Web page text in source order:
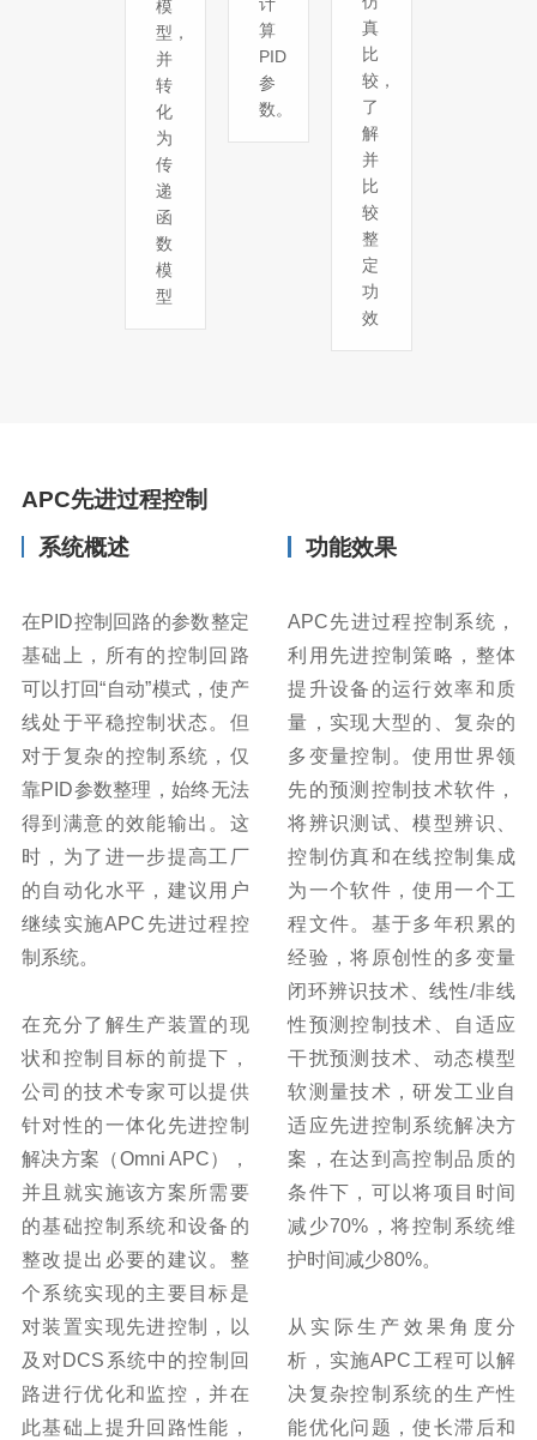
模
型，
并
转
化
为
传
递
函
数
模
型
计
算
PID
参
数。
真
比
较，
了
解
并
比
较
整
定
功
效
APC先进过程控制
系统概述
在PID控制回路的参数整定
基础上，所有的控制回路
可以打回“自动”模式，使产
线处于平稳控制状态。但
对于复杂的控制系统，仅
靠PID参数整理，始终无法
得到满意的效能输出。这
时，为了进一步提高工厂
的自动化水平，建议用户
继续实施APC先进过程控
制系统。
在充分了解生产装置的现
状和控制目标的前提下，
公司的技术专家可以提供
针对性的一体化先进控制
解决方案（Omni APC），
并且就实施该方案所需要
的基础控制系统和设备的
整改提出必要的建议。整
个系统实现的主要目标是
对装置实现先进控制，以
及对DCS系统中的控制回
路进行优化和监控，并在
此基础上提升回路性能，
功能效果
APC先进过程控制系统，
利用先进控制策略，整体
提升设备的运行效率和质
量，实现大型的、复杂的
多变量控制。使用世界领
先的预测控制技术软件，
将辨识测试、模型辨识、
控制仿真和在线控制集成
为一个软件，使用一个工
程文件。基于多年积累的
经验，将原创性的多变量
闭环辨识技术、线性/非线
性预测控制技术、自适应
干扰预测技术、动态模型
软测量技术，研发工业自
适应先进控制系统解决方
案，在达到高控制品质的
条件下，可以将项目时间
减少70%，将控制系统维
护时间减少80%。
从实际生产效果角度分
析，实施APC工程可以解
决复杂控制系统的生产性
能优化问题，使长滞后和